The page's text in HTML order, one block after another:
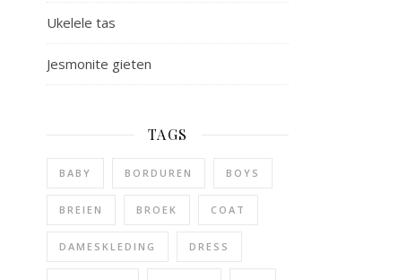
Ukelele tas
Jesmonite gieten
TAGS
BABY BORDUREN BOYS
BREIEN BROEK COAT
DAMESKLEDING DRESS